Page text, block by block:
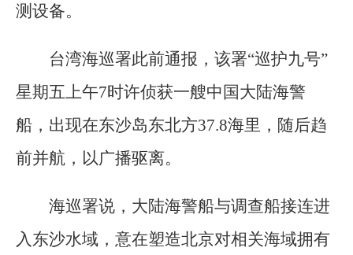
测设备。
台湾海巡署此前通报，该署“巡护九号”
星期五上午7时许侦获一艘中国大陆海警
船，出现在东沙岛东北方37.8海里，随后趋
前并航，以广播驱离。
海巡署说，大陆海警船与调查船接连进
入东沙水域，意在塑造北京对相关海域拥有